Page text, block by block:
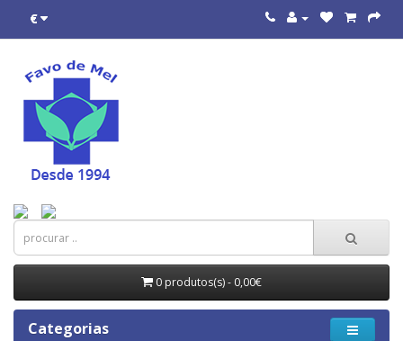
€
0 produtos(s) - 0,00€
Categorias